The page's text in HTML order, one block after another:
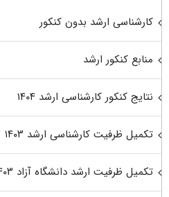
کارشناسی ارشد بدون کنکور
منابع کنکور ارشد
نتایج کنکور کارشناسی ارشد ۱۴۰۴
تکمیل ظرفیت کارشناسی ارشد ۱۴۰۳
تکمیل ظرفیت ارشد دانشگاه آزاد ۱۴۰۳